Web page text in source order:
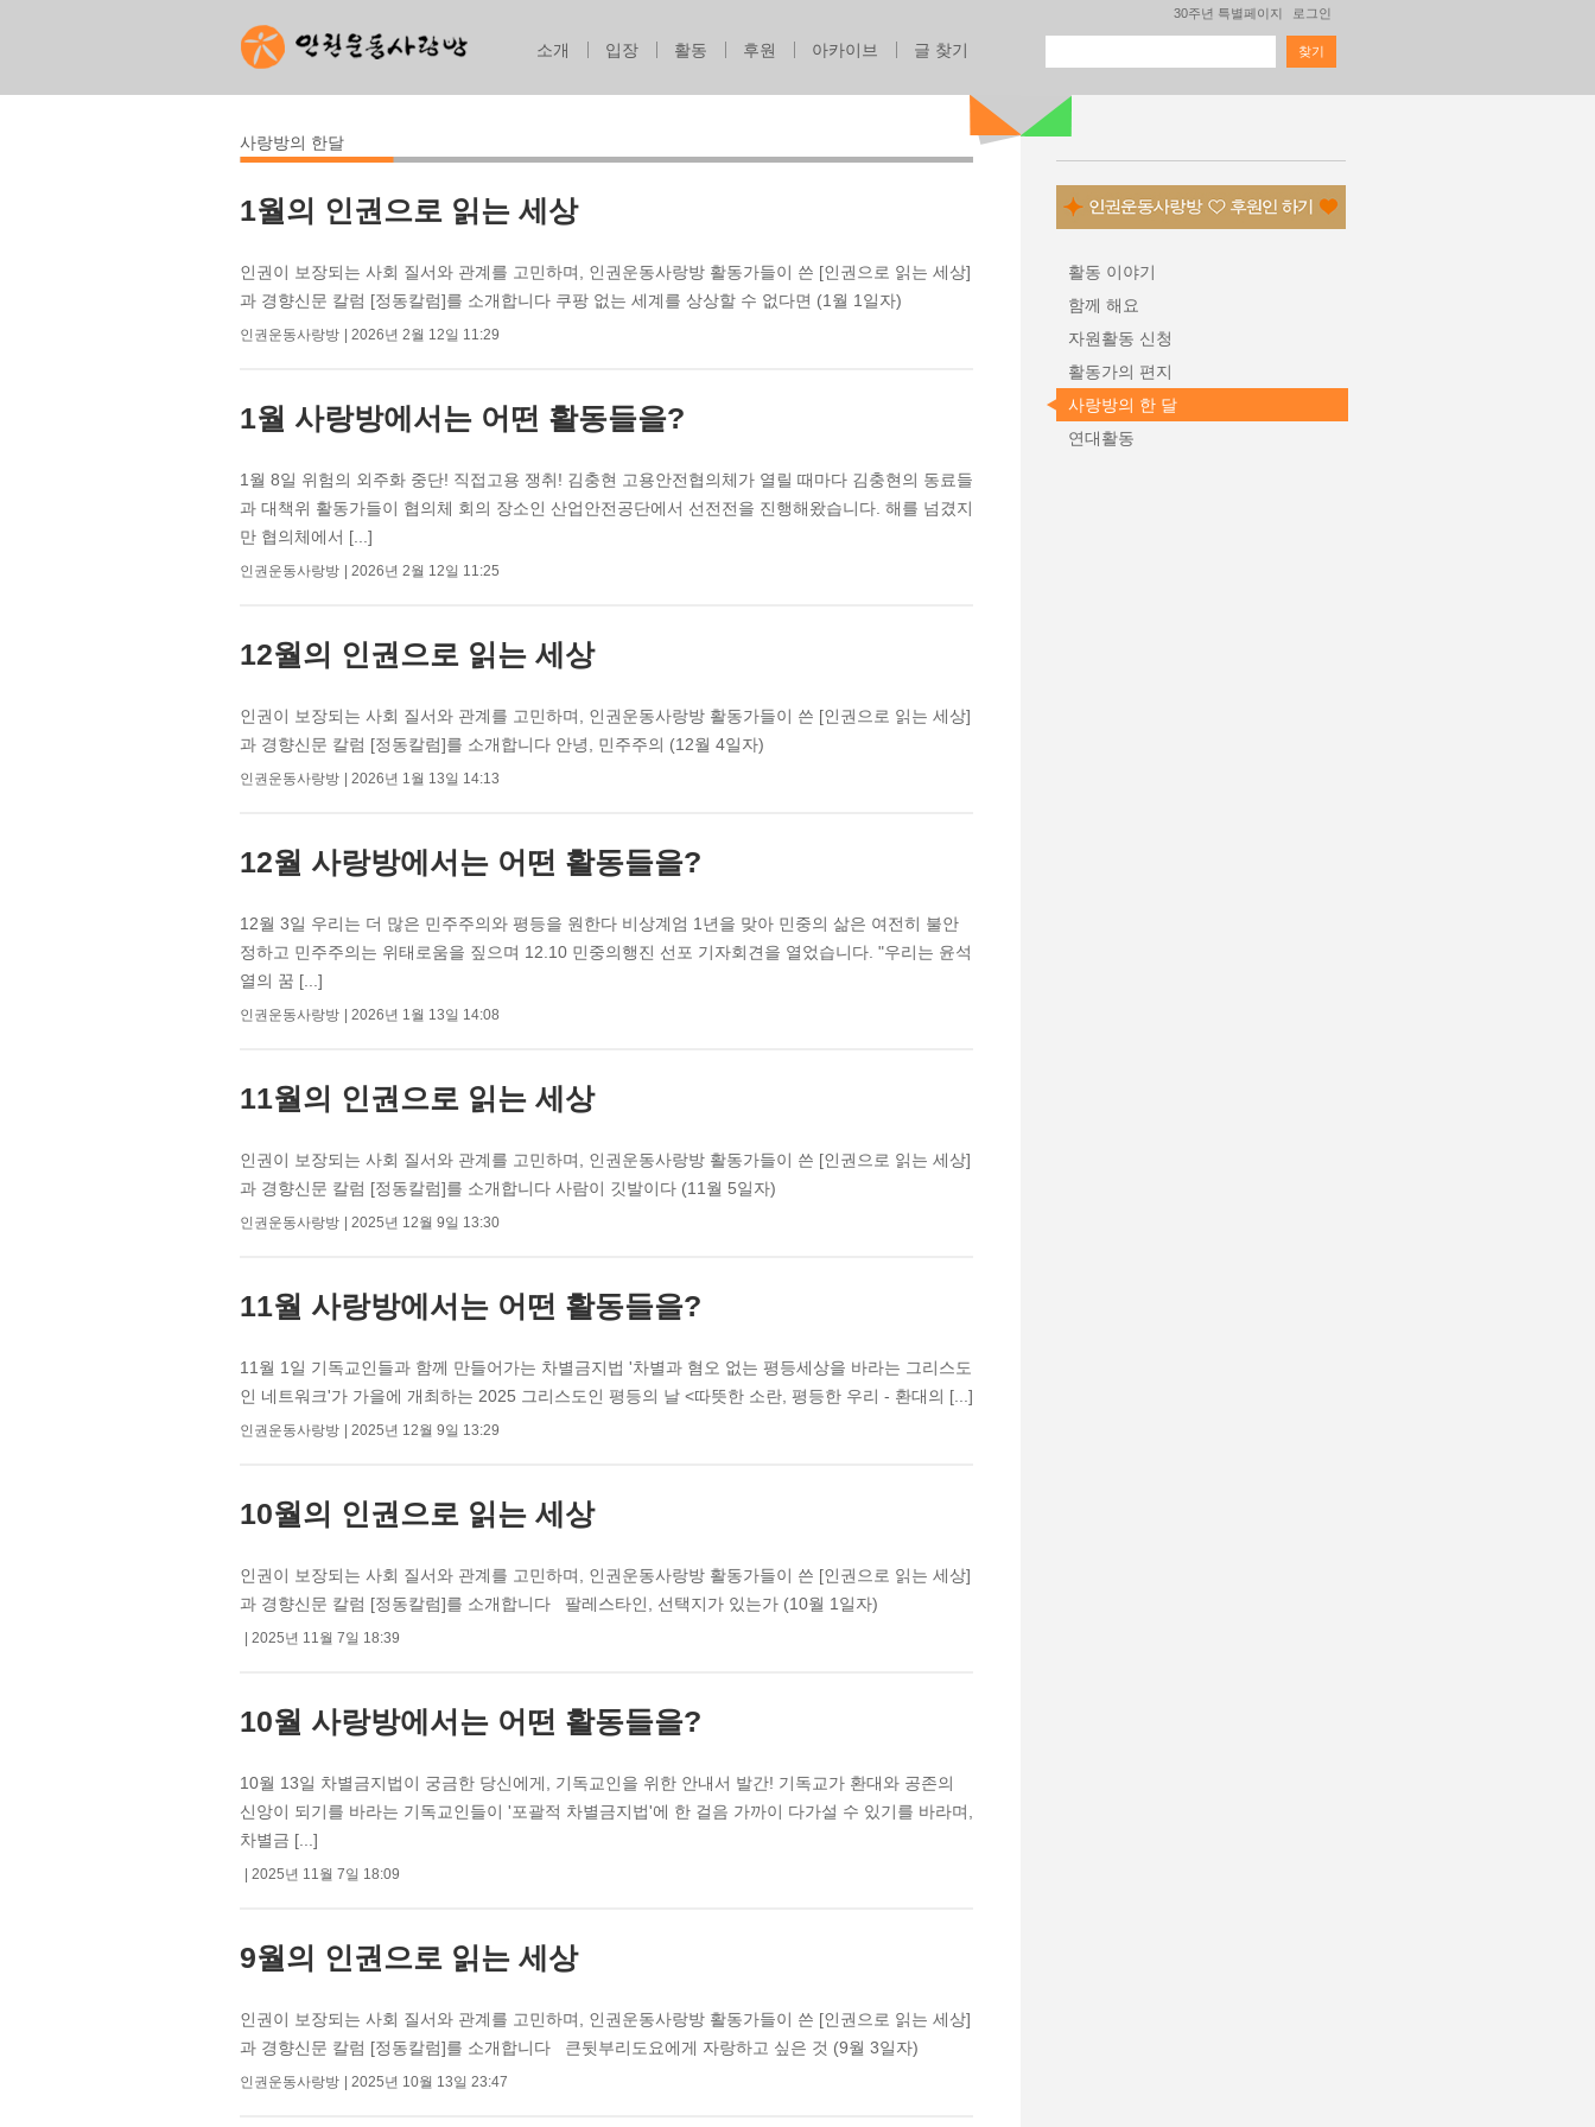
30주년 특별페이지 로그인
사랑방의 한달
1월의 인권으로 읽는 세상
인권이 보장되는 사회 질서와 관계를 고민하며, 인권운동사랑방 활동가들이 쓴 [인권으로 읽는 세상]
과 경향신문 칼럼 [정동칼럼]를 소개합니다 쿠팡 없는 세계를 상상할 수 없다면 (1월 1일자)
인권운동사랑방 2026년 2월 12일 11:29
1월 사랑방에서는 어떤 활동들을?
1월 8일 위험의 외주화 중단! 직접고용 쟁취! 김충현 고용안전협의체가 열릴 때마다 김충현의 동료들
과 대책위 활동가들이 협의체 회의 장소인 산업안전공단에서 선전전을 진행해왔습니다. 해를 넘겼지
만 협의체에서 [...]
인권운동사랑방 2026년 2월 12일 11:25
12월의 인권으로 읽는 세상
인권이 보장되는 사회 질서와 관계를 고민하며, 인권운동사랑방 활동가들이 쓴 [인권으로 읽는 세상]
과 경향신문 칼럼 [정동칼럼]를 소개합니다 안녕, 민주주의 (12월 4일자)
인권운동사랑방 2026년 1월 13일 14:13
12월 사랑방에서는 어떤 활동들을?
12월 3일 우리는 더 많은 민주주의와 평등을 원한다 비상계엄 1년을 맞아 민중의 삶은 여전히 불안
정하고 민주주의는 위태로움을 짚으며 12.10 민중의행진 선포 기자회견을 열었습니다. "우리는 윤석
열의 꿈 [...]
인권운동사랑방 2026년 1월 13일 14:08
11월의 인권으로 읽는 세상
인권이 보장되는 사회 질서와 관계를 고민하며, 인권운동사랑방 활동가들이 쓴 [인권으로 읽는 세상]
과 경향신문 칼럼 [정동칼럼]를 소개합니다 사람이 깃발이다 (11월 5일자)
인권운동사랑방 2025년 12월 9일 13:30
11월 사랑방에서는 어떤 활동들을?
11월 1일 기독교인들과 함께 만들어가는 차별금지법 '차별과 혐오 없는 평등세상을 바라는 그리스도
인 네트워크'가 가을에 개최하는 2025 그리스도인 평등의 날 <따뜻한 소란, 평등한 우리 - 환대의 [...]
인권운동사랑방 2025년 12월 9일 13:29
10월의 인권으로 읽는 세상
인권이 보장되는 사회 질서와 관계를 고민하며, 인권운동사랑방 활동가들이 쓴 [인권으로 읽는 세상]
과 경향신문 칼럼 [정동칼럼]를 소개합니다 팔레스타인, 선택지가 있는가 (10월 1일자)
2025년 11월 7일 18:39
10월 사랑방에서는 어떤 활동들을?
10월 13일 차별금지법이 궁금한 당신에게, 기독교인을 위한 안내서 발간! 기독교가 환대와 공존의
신앙이 되기를 바라는 기독교인들이 '포괄적 차별금지법'에 한 걸음 가까이 다가설 수 있기를 바라며,
차별금 [...]
2025년 11월 7일 18:09
9월의 인권으로 읽는 세상
인권이 보장되는 사회 질서와 관계를 고민하며, 인권운동사랑방 활동가들이 쓴 [인권으로 읽는 세상]
과 경향신문 칼럼 [정동칼럼]를 소개합니다 큰뒷부리도요에게 자랑하고 싶은 것 (9월 3일자)
인권운동사랑방 2025년 10월 13일 23:47
검색 폼
소개 입장 활동 후원 아카이브 글 찾기
활동 이야기
함께 해요
자원활동 신청
활동가의 편지
사랑방의 한 달
연대활동